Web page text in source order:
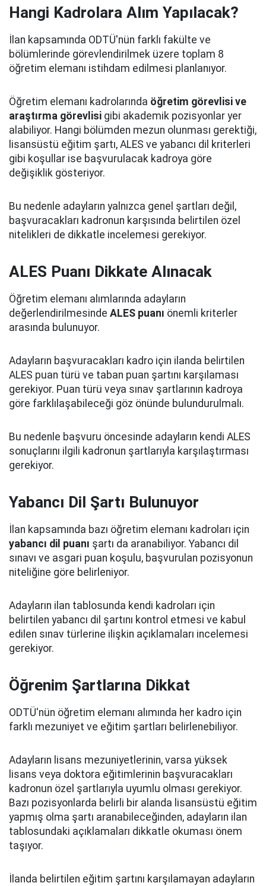
Hangi Kadrolara Alım Yapılacak?
İlan kapsamında ODTÜ'nün farklı fakülte ve
bölümlerinde görevlendirilmek üzere toplam 8
öğretim elemanı istihdam edilmesi planlanıyor.
Öğretim elemanı kadrolarında öğretim görevlisi ve
araştırma görevlisi gibi akademik pozisyonlar yer
alabiliyor. Hangi bölümden mezun olunması gerektiği,
lisansüstü eğitim şartı, ALES ve yabancı dil kriterleri
gibi koşullar ise başvurulacak kadroya göre
değişiklik gösteriyor.
Bu nedenle adayların yalnızca genel şartları değil,
başvuracakları kadronun karşısında belirtilen özel
nitelikleri de dikkatle incelemesi gerekiyor.
ALES Puanı Dikkate Alınacak
Öğretim elemanı alımlarında adayların
değerlendirilmesinde ALES puanı önemli kriterler
arasında bulunuyor.
Adayların başvuracakları kadro için ilanda belirtilen
ALES puan türü ve taban puan şartını karşılaması
gerekiyor. Puan türü veya sınav şartlarının kadroya
göre farklılaşabileceği göz önünde bulundurulmalı.
Bu nedenle başvuru öncesinde adayların kendi ALES
sonuçlarını ilgili kadronun şartlarıyla karşılaştırması
gerekiyor.
Yabancı Dil Şartı Bulunuyor
İlan kapsamında bazı öğretim elemanı kadroları için
yabancı dil puanı şartı da aranabiliyor. Yabancı dil
sınavı ve asgari puan koşulu, başvurulan pozisyonun
niteliğine göre belirleniyor.
Adayların ilan tablosunda kendi kadroları için
belirtilen yabancı dil şartını kontrol etmesi ve kabul
edilen sınav türlerine ilişkin açıklamaları incelemesi
gerekiyor.
Öğrenim Şartlarına Dikkat
ODTÜ'nün öğretim elemanı alımında her kadro için
farklı mezuniyet ve eğitim şartları belirlenebiliyor.
Adayların lisans mezuniyetlerinin, varsa yüksek
lisans veya doktora eğitimlerinin başvuracakları
kadronun özel şartlarıyla uyumlu olması gerekiyor.
Bazı pozisyonlarda belirli bir alanda lisansüstü eğitim
yapmış olma şartı aranabileceğinden, adayların ilan
tablosundaki açıklamaları dikkatle okuması önem
taşıyor.
İlanda belirtilen eğitim şartını karşılamayan adayların